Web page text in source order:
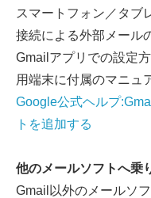
スマートフォン／タブ
接続による外部メール
Gmailアプリでの設定
用端末に付属のマニュ
Google公式ヘルプ
トを追加する
他のメールソフトへ乗
Gmail以外のメールソ